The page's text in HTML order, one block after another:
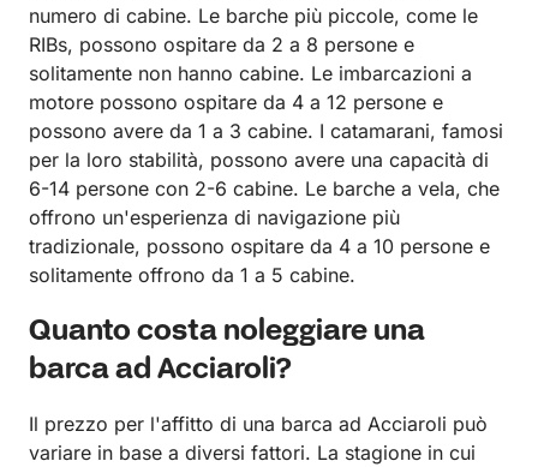
numero di cabine. Le barche più piccole, come le
RIBs, possono ospitare da 2 a 8 persone e
solitamente non hanno cabine. Le imbarcazioni a
motore possono ospitare da 4 a 12 persone e
possono avere da 1 a 3 cabine. I catamarani, famosi
per la loro stabilità, possono avere una capacità di
6-14 persone con 2-6 cabine. Le barche a vela, che
offrono un'esperienza di navigazione più
tradizionale, possono ospitare da 4 a 10 persone e
solitamente offrono da 1 a 5 cabine.
Quanto costa noleggiare una
barca ad Acciaroli?
Il prezzo per l'affitto di una barca ad Acciaroli può
variare in base a diversi fattori. La stagione in cui